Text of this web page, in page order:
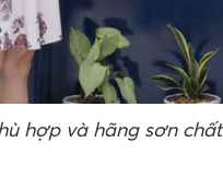
hợp và hãng sơn